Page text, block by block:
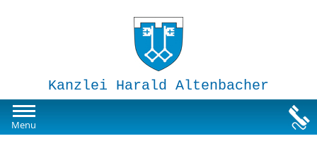
Kanzlei Harald Altenbacher
Menu